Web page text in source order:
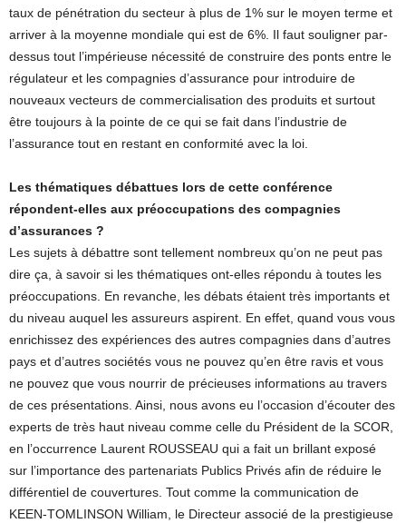
taux de pénétration du secteur à plus de 1% sur le moyen terme et
arriver à la moyenne mondiale qui est de 6%. Il faut souligner par-
dessus tout l’impérieuse nécessité de construire des ponts entre le
régulateur et les compagnies d’assurance pour introduire de
nouveaux vecteurs de commercialisation des produits et surtout
être toujours à la pointe de ce qui se fait dans l’industrie de
l’assurance tout en restant en conformité avec la loi.
Les thématiques débattues lors de cette conférence
répondent-elles aux préoccupations des compagnies
d’assurances ?
Les sujets à débattre sont tellement nombreux qu’on ne peut pas
dire ça, à savoir si les thématiques ont-elles répondu à toutes les
préoccupations. En revanche, les débats étaient très importants et
du niveau auquel les assureurs aspirent. En effet, quand vous vous
enrichissez des expériences des autres compagnies dans d’autres
pays et d’autres sociétés vous ne pouvez qu’en être ravis et vous
ne pouvez que vous nourrir de précieuses informations au travers
de ces présentations. Ainsi, nous avons eu l’occasion d’écouter des
experts de très haut niveau comme celle du Président de la SCOR,
en l’occurrence Laurent ROUSSEAU qui a fait un brillant exposé
sur l’importance des partenariats Publics Privés afin de réduire le
différentiel de couvertures. Tout comme la communication de
KEEN-TOMLINSON William, le Directeur associé de la prestigieuse